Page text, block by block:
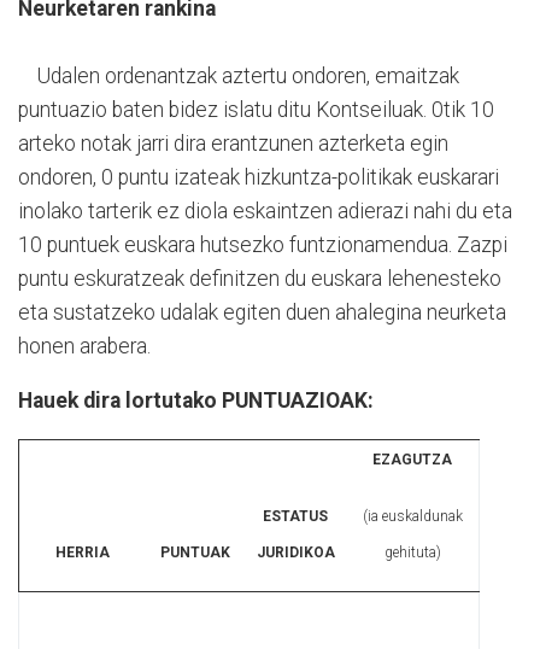
Neurketaren rankina
Udalen ordenantzak aztertu ondoren, emaitzak
puntuazio baten bidez islatu ditu Kontseiluak. 0tik 10
arteko notak jarri dira erantzunen azterketa egin
ondoren, 0 puntu izateak hizkuntza-politikak euskarari
inolako tarterik ez diola eskaintzen adierazi nahi du eta
10 puntuek euskara hutsezko funtzionamendua. Zazpi
puntu eskuratzeak definitzen du euskara lehenesteko
eta sustatzeko udalak egiten duen ahalegina neurketa
honen arabera.
Hauek dira lortutako PUNTUAZIOAK:
HERRIA PUNTUAK
ESTATUS
JURIDIKOA
EZAGUTZA
(ia euskaldunak
gehituta)